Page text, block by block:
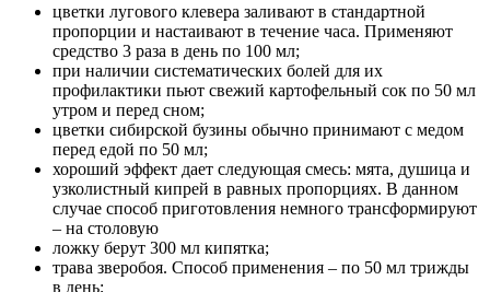
цветки лугового клевера заливают в стандартной
пропорции и настаивают в течение часа. Применяют
средство 3 раза в день по 100 мл;
при наличии систематических болей для их
профилактики пьют свежий картофельный сок по 50 мл
утром и перед сном;
цветки сибирской бузины обычно принимают с медом
перед едой по 50 мл;
хороший эффект дает следующая смесь: мята, душица и
узколистный кипрей в равных пропорциях. В данном
случае способ приготовления немного трансформируют
– на столовую
ложку берут 300 мл кипятка;
трава зверобоя. Способ применения – по 50 мл трижды
в день;